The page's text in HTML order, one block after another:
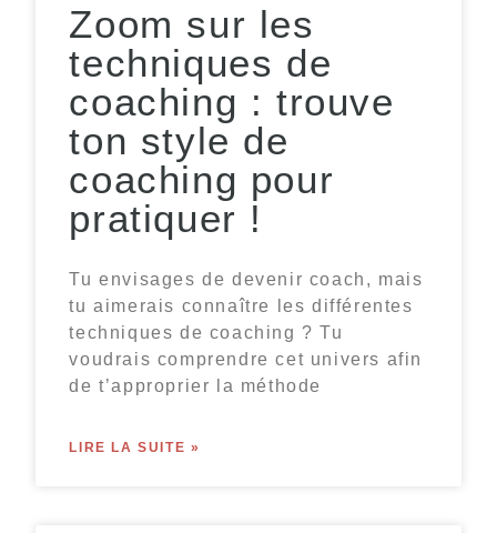
Zoom sur les
techniques de
coaching : trouve
ton style de
coaching pour
pratiquer !
Tu envisages de devenir coach, mais
tu aimerais connaître les différentes
techniques de coaching ? Tu
voudrais comprendre cet univers afin
de t’approprier la méthode
LIRE LA SUITE »